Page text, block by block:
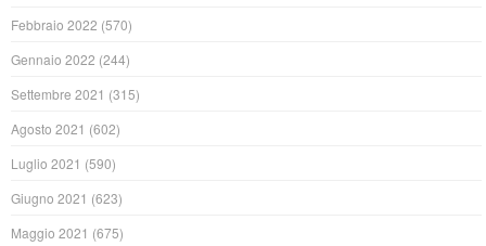
Febbraio 2022 (570)
Gennaio 2022 (244)
Settembre 2021 (315)
Agosto 2021 (602)
Luglio 2021 (590)
Giugno 2021 (623)
Maggio 2021 (675)